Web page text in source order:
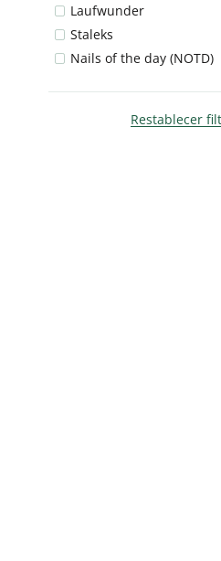
Laufwunder
Staleks
Nails of the day (NOTD)
Restablecer